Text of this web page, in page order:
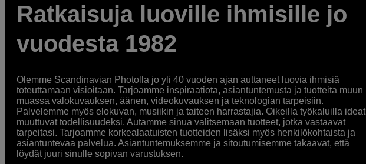
Ratkaisuja luoville ihmisille jo
vuodesta 1982
Olemme Scandinavian Photolla jo yli 40 vuoden ajan auttaneet luovia ihmisiä
toteuttamaan visioitaan. Tarjoamme inspiraatiota, asiantuntemusta ja tuotteita muun
muassa valokuvauksen, äänen, videokuvauksen ja teknologian tarpeisiin.
Palvelemme myös elokuvan, musiikin ja taiteen harrastajia. Oikeilla työkaluilla ideat
muuttuvat todellisuudeksi. Autamme sinua valitsemaan tuotteet, jotka vastaavat
tarpeitasi. Tarjoamme korkealaatuisten tuotteiden lisäksi myös henkilökohtaista ja
asiantuntevaa palvelua. Asiantuntemuksemme ja sitoutumisemme takaavat, että
löydät juuri sinulle sopivan varustuksen.